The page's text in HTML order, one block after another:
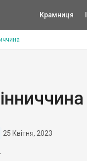
Крамниця
25 Квітня, 2023